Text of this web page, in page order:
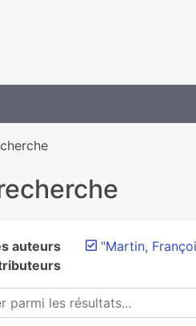
auteurs
"Martin,
parmi les résultats...